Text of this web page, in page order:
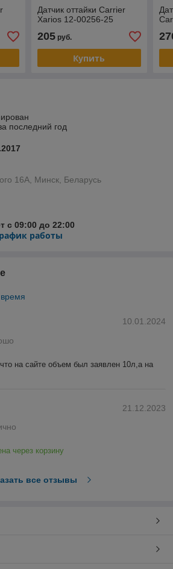
Датчик оттайки Carrier
Xarios 12-00256-25
205руб.
Купить
последний год
16А, Минск, Беларусь
с 09:00 до 22:00
работы
10.01.2024
на сайте объем был заявлен 10л,а на
21.12.2023
через корзину
все отзывы